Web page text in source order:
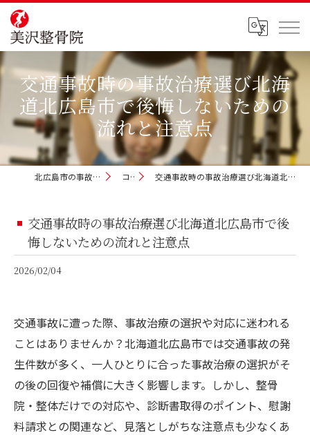
交通事故時の事故治療選び北海
道北広島市で後悔しないための
流れと注意点
北広島市の事故治療なら美沢整骨院 コラム 交通事故時の事故治療選び北海道北広島市で後悔しないための流れと注意点
交通事故時の事故治療選び北海道北広島市で後
悔しないための流れと注意点
2026/02/04
交通事故に遭った際、事故治療の選択や対応に迷われる
ことはありませんか？北海道北広島市では交通事故の発
生件数が多く、一人ひとりに合った事故治療の選択がそ
の後の回復や補償に大きく影響します。しかし、整骨
院・整体だけでの対応や、診断書取得のポイント、慰謝
料請求との関連など、見落としがちな注意点も少なくあ